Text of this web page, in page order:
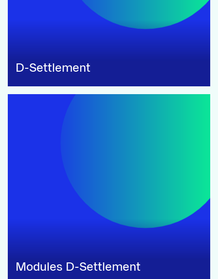
D-Settlement
Modules D-Settlement